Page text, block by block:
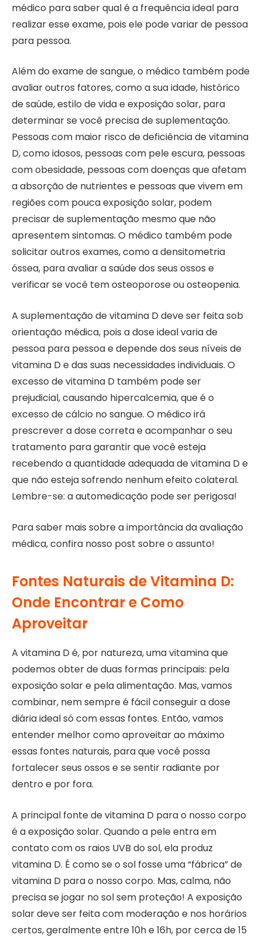
médico para saber qual é a frequência ideal para
realizar esse exame, pois ele pode variar de pessoa
para pessoa.
Além do exame de sangue, o médico também pode
avaliar outros fatores, como a sua idade, histórico
de saúde, estilo de vida e exposição solar, para
determinar se você precisa de suplementação.
Pessoas com maior risco de deficiência de vitamina
D, como idosos, pessoas com pele escura, pessoas
com obesidade, pessoas com doenças que afetam
a absorção de nutrientes e pessoas que vivem em
regiões com pouca exposição solar, podem
precisar de suplementação mesmo que não
apresentem sintomas. O médico também pode
solicitar outros exames, como a densitometria
óssea, para avaliar a saúde dos seus ossos e
verificar se você tem osteoporose ou osteopenia.
A suplementação de vitamina D deve ser feita sob
orientação médica, pois a dose ideal varia de
pessoa para pessoa e depende dos seus níveis de
vitamina D e das suas necessidades individuais. O
excesso de vitamina D também pode ser
prejudicial, causando hipercalcemia, que é o
excesso de cálcio no sangue. O médico irá
prescrever a dose correta e acompanhar o seu
tratamento para garantir que você esteja
recebendo a quantidade adequada de vitamina D e
que não esteja sofrendo nenhum efeito colateral.
Lembre-se: a automedicação pode ser perigosa!
Para saber mais sobre a importância da avaliação
médica, confira nosso post sobre o assunto!
Fontes Naturais de Vitamina D:
Onde Encontrar e Como
Aproveitar
A vitamina D é, por natureza, uma vitamina que
podemos obter de duas formas principais: pela
exposição solar e pela alimentação. Mas, vamos
combinar, nem sempre é fácil conseguir a dose
diária ideal só com essas fontes. Então, vamos
entender melhor como aproveitar ao máximo
essas fontes naturais, para que você possa
fortalecer seus ossos e se sentir radiante por
dentro e por fora.
A principal fonte de vitamina D para o nosso corpo
é a exposição solar. Quando a pele entra em
contato com os raios UVB do sol, ela produz
vitamina D. É como se o sol fosse uma “fábrica” de
vitamina D para o nosso corpo. Mas, calma, não
precisa se jogar no sol sem proteção! A exposição
solar deve ser feita com moderação e nos horários
certos, geralmente entre 10h e 16h, por cerca de 15